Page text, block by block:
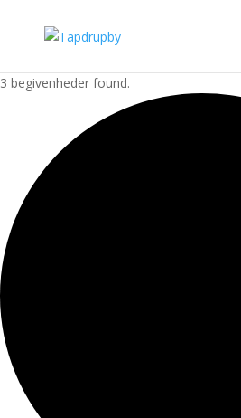
3 begivenheder found.